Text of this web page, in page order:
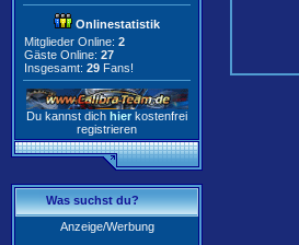
Onlinestatistik
Mitglieder Online: 2
Gäste Online: 27
Insgesamt: 29 Fans!
Du kannst dich hier kostenfrei
registrieren
Was suchst du?
Anzeige/Werbung